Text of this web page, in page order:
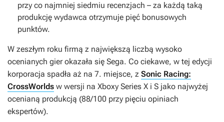
przy co najmniej siedmiu recenzjach – za każdą taką
produkcję wydawca otrzymuje pięć bonusowych
punktów.
W zeszłym roku firmą z największą liczbą wysoko
ocenianych gier okazała się Sega. Co ciekawe, w tej edycji
korporacja spadła aż na 7. miejsce, z Sonic Racing:
CrossWorlds w wersji na Xboxy Series X i S jako najwyżej
ocenianą produkcją (88/100 przy pięciu opiniach
ekspertów).